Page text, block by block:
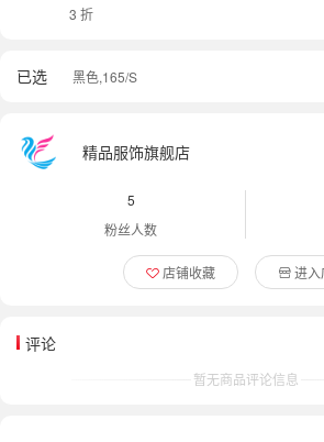
3 折
已选 黑色,165/S
精品服饰旗舰店
5
粉丝人数
店铺收藏 进入
评论
暂无商品评论信息